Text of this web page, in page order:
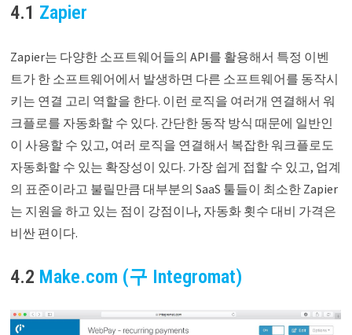
4.1 Zapier
Zapier는 다양한 소프트웨어들의 API를 활용해서 특정 이벤
트가 한 소프트웨어에서 발생하면 다른 소프트웨어를 동작시
키는 연결 고리 역할을 한다. 이런 로직을 여러개 연결해서 워
크플로를 자동화할 수 있다. 간단한 동작 방식 때문에 일반인
이 사용할 수 있고, 여러 로직을 연결해서 복잡한 워크플로도
자동화할 수 있는 확장성이 있다. 가장 쉽게 접할 수 있고, 업계
의 표준이라고 불릴만큼 대부분의 SaaS 툴들이 최소한 Zapier
는 지원을 하고 있는 점이 강점이나, 자동화 횟수 대비 가격은
비싼 편이다.
4.2 Make.com (구 Integromat)